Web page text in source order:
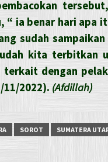
“ ia benar hari apa
sudah
kita terbitkan
dengan
11/2022). (Afdillah)
SOROT SUMATERA